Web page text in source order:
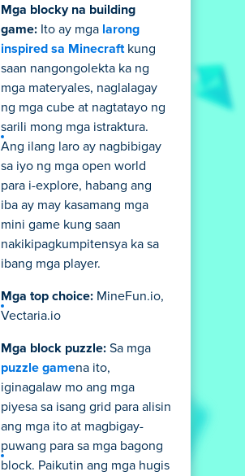
Mga blocky na building
game: Ito ay mga larong
inspired sa Minecraft kung
saan nangongolekta ka ng
mga materyales, naglalagay
ng mga cube at nagtatayo ng
sarili mong mga istraktura.
Ang ilang laro ay nagbibigay
sa iyo ng mga open world
para i-explore, habang ang
iba ay may kasamang mga
mini game kung saan
nakikipagkumpitensya ka sa
ibang mga player.
Mga top choice: MineFun.io,
Vectaria.io
Mga block puzzle: Sa mga
puzzle gamena ito,
iginagalaw mo ang mga
piyesa sa isang grid para alisin
ang mga ito at magbigay-
puwang para sa mga bagong
block. Paikutin ang mga hugis